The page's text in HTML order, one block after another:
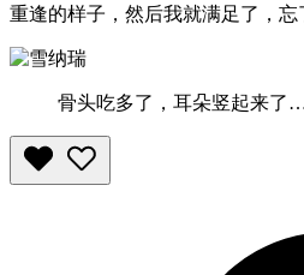
重逢的样子，然后我就满足了，忘
骨头吃多了，耳朵竖起来了